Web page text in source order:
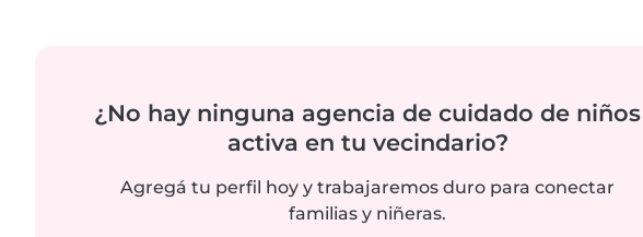
¿No hay ninguna agencia de cuidado de niños
activa en tu vecindario?
Agregá tu perfil hoy y trabajaremos duro para conectar
familias y niñeras.